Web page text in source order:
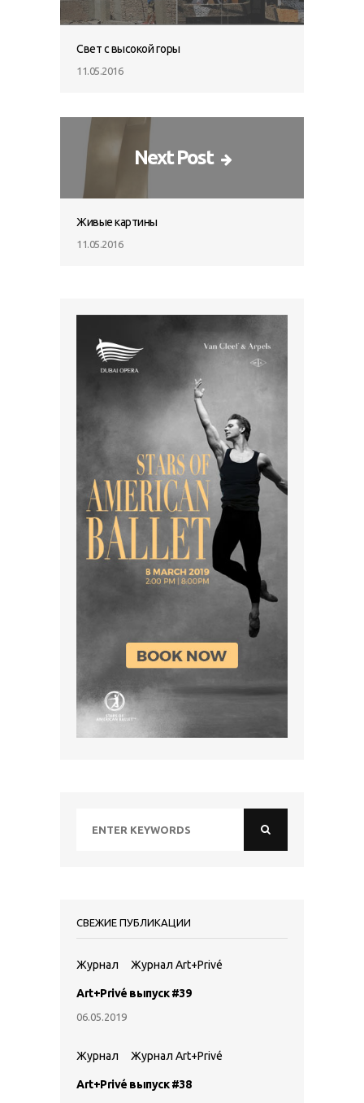
Свет с высокой горы
11.05.2016
Next Post
Живые картины
11.05.2016
СВЕЖИЕ ПУБЛИКАЦИИ
Журнал Журнал Art+Privé
Art+Privé выпуск #39
06.05.2019
Журнал Журнал Art+Privé
Art+Privé выпуск #38